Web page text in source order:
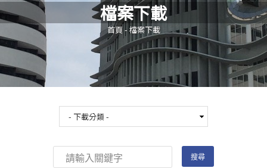
最新消息
Open submenu (生活輔導)
生活輔導
Open submenu (校園安全)
校園安全
Open submenu (相關法規及檔案下載)
相關法規及檔案下載
檔案下載
您在這裡
首頁 - 檔案下載